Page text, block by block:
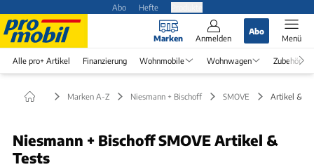
Abo Hefte
Marken Anmelden
Abo
Menü
Alle pro+ Artikel Finanzierung Wohnmobile Wohnwagen Zubehör
Marken A-Z Niesmann + Bischoff SMOVE Artikel &
Niesmann + Bischoff SMOVE Artikel &
Tests